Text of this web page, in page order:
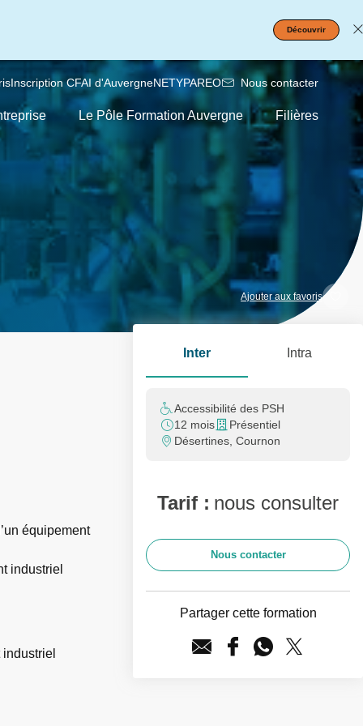
Découvrir
Inscription CFAI d'AuvergneNETYPAREO Nous contacter
Le Pôle Formation Auvergne Filières
Ajouter aux favoris
équipement
industriel
Inter Intra
Accessibilité des PSH
12 mois
Présentiel
Désertines, Cournon
Tarif : nous consulter
Nous contacter
Partager cette formation